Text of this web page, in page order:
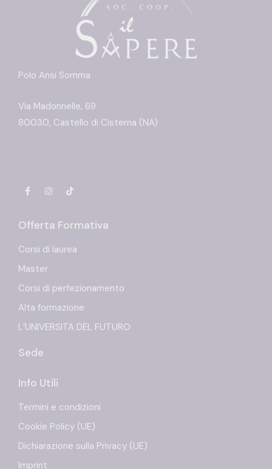
Polo Ansi Somma
Via Madonnelle, 69
80030, Castello di Cisterna (NA)
Offerta Formativa
Corsi di laurea
Master
Corsi di perfezionamento
Alta formazione
L’UNIVERSITA DEL FUTURO
Sede
Info Utili
Termini e condizioni
Cookie Policy (UE)
Dichiarazione sulla Privacy (UE)
Imprint